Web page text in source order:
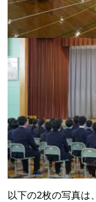
以下の2枚の写真は